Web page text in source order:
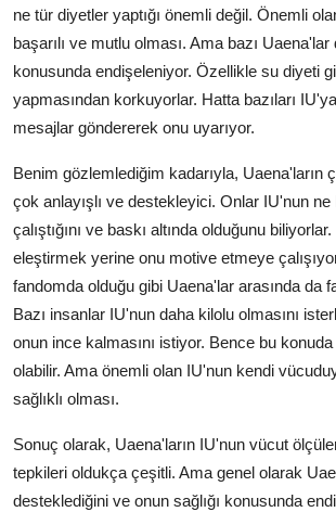
ne tür diyetler yaptığı önemli değil. Önemli
başarılı ve mutlu olması. Ama bazı Uaena'lar
konusunda endişeleniyor. Özellikle su diyeti
yapmasından korkuyorlar. Hatta bazıları
mesajlar göndererek onu uyarıyor.
Benim gözlemlediğim kadarıyla, Uaena'ların
çok anlayışlı ve destekleyici. Onlar IU'nun
çalıştığını ve baskı altında olduğunu
eleştirmek yerine onu motive etmeye
fandomda olduğu gibi Uaena'lar arasında da
Bazı insanlar IU'nun daha kilolu olmasını
onun ince kalmasını istiyor. Bence bu
olabilir. Ama önemli olan IU'nun kendi
sağlıklı olması.
Sonuç olarak, Uaena'ların IU'nun vücut
tepkileri oldukça çeşitli. Ama genel olarak
desteklediğini ve onun sağlığı konusunda